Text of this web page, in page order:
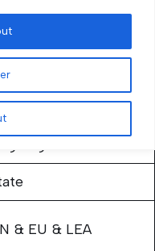
& EU & LEA